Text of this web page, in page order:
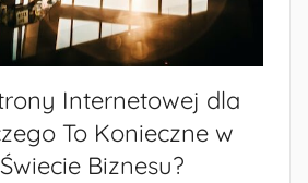
Internetowej dla
To Konieczne w
Biznesu?